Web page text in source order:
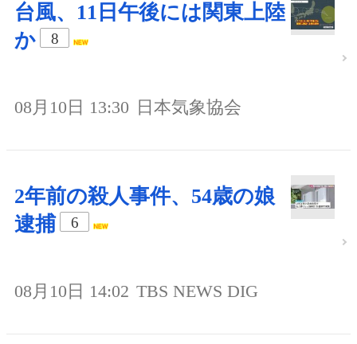
台風、11日午後には関東上陸
か
8
08月10日 13:30 日本気象協会
2年前の殺人事件、54歳の娘
逮捕
6
08月10日 14:02 TBS NEWS DIG